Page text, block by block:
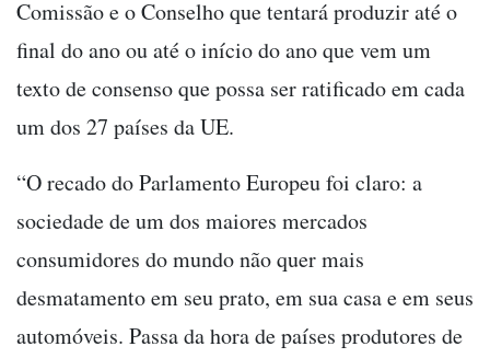
Comissão e o Conselho que tentará produzir até o
final do ano ou até o início do ano que vem um
texto de consenso que possa ser ratificado em cada
um dos 27 países da UE.
“O recado do Parlamento Europeu foi claro: a
sociedade de um dos maiores mercados
consumidores do mundo não quer mais
desmatamento em seu prato, em sua casa e em seus
automóveis. Passa da hora de países produtores de